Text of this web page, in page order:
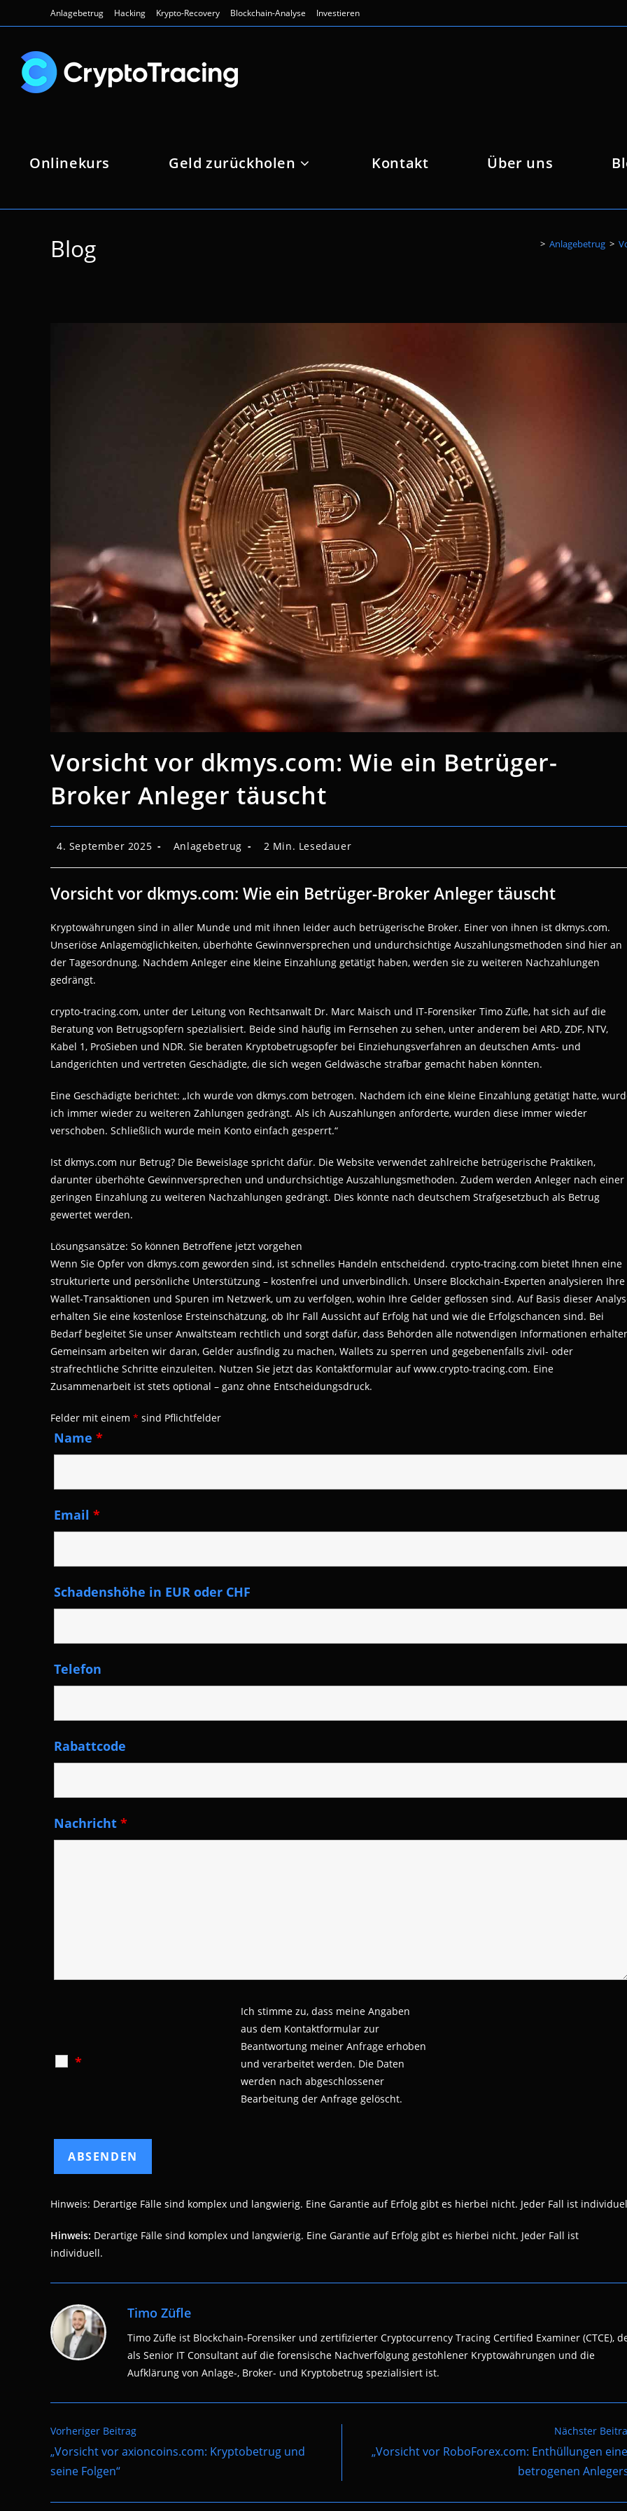
Inhalt
Anlagebetrug Hacking Krypto-Recovery Blockchain-Analyse Investieren
Onlinekurs Geld zurückholen Kontakt Über uns
Blog > Anlagebetrug >
Vorsicht vor dkmys.com: Wie ein Betrüger-
Broker Anleger täuscht
Beitrag
4. September 2025
Beitrags-
Anlagebetrug Lesedauer:
2 Min. Lesedauer
Vorsicht vor dkmys.com: Wie ein Betrüger-Broker Anleger täuscht
Kryptowährungen sind in aller Munde und mit ihnen leider auch betrügerische Broker. Einer von ihnen ist dkmys.com.
Unseriöse Anlagemöglichkeiten, überhöhte Gewinnversprechen und undurchsichtige Auszahlungsmethoden sind hier an
der Tagesordnung. Nachdem Anleger eine kleine Einzahlung getätigt haben, werden sie zu weiteren Nachzahlungen
gedrängt.
crypto-tracing.com, unter der Leitung von Rechtsanwalt Dr. Marc Maisch und IT-Forensiker Timo Züfle, hat sich auf die
Beratung von Betrugsopfern spezialisiert. Beide sind häufig im Fernsehen zu sehen, unter anderem bei ARD, ZDF, NTV,
Kabel 1, ProSieben und NDR. Sie beraten Kryptobetrugsopfer bei Einziehungsverfahren an deutschen Amts- und
Landgerichten und vertreten Geschädigte, die sich wegen Geldwäsche strafbar gemacht haben könnten.
Eine Geschädigte berichtet: „Ich wurde von dkmys.com betrogen. Nachdem ich eine kleine Einzahlung getätigt hatte,
ich immer wieder zu weiteren Zahlungen gedrängt. Als ich Auszahlungen anforderte, wurden diese immer wieder
verschoben. Schließlich wurde mein Konto einfach gesperrt.“
Ist dkmys.com nur Betrug? Die Beweislage spricht dafür. Die Website verwendet zahlreiche betrügerische Praktiken,
darunter überhöhte Gewinnversprechen und undurchsichtige Auszahlungsmethoden. Zudem werden Anleger nach einer
geringen Einzahlung zu weiteren Nachzahlungen gedrängt. Dies könnte nach deutschem Strafgesetzbuch als Betrug
gewertet werden.
Lösungsansätze: So können Betroffene jetzt vorgehen
Wenn Sie Opfer von dkmys.com geworden sind, ist schnelles Handeln entscheidend. crypto-tracing.com bietet Ihnen eine
strukturierte und persönliche Unterstützung – kostenfrei und unverbindlich. Unsere Blockchain-Experten analysieren Ihre
Wallet-Transaktionen und Spuren im Netzwerk, um zu verfolgen, wohin Ihre Gelder geflossen sind. Auf Basis dieser
erhalten Sie eine kostenlose Ersteinschätzung, ob Ihr Fall Aussicht auf Erfolg hat und wie die Erfolgschancen sind. Bei
Bedarf begleitet Sie unser Anwaltsteam rechtlich und sorgt dafür, dass Behörden alle notwendigen Informationen
Gemeinsam arbeiten wir daran, Gelder ausfindig zu machen, Wallets zu sperren und gegebenenfalls zivil- oder
strafrechtliche Schritte einzuleiten. Nutzen Sie jetzt das Kontaktformular auf www.crypto-tracing.com. Eine
Zusammenarbeit ist stets optional – ganz ohne Entscheidungsdruck.
Felder mit einem * sind Pflichtfelder
Name *
Email *
Schadenshöhe in EUR oder CHF
Telefon
Rabattcode
Nachricht *
*
Ich stimme zu, dass meine Angaben
aus dem Kontaktformular zur
Beantwortung meiner Anfrage erhoben
und verarbeitet werden. Die Daten
werden nach abgeschlossener
Bearbeitung der Anfrage gelöscht.
Hinweis: Derartige Fälle sind komplex und langwierig. Eine Garantie auf Erfolg gibt es hierbei nicht. Jeder Fall ist
Hinweis: Derartige Fälle sind komplex und langwierig. Eine Garantie auf Erfolg gibt es hierbei nicht. Jeder Fall ist
individuell.
Timo Züfle
Timo Züfle ist Blockchain-Forensiker und zertifizierter Cryptocurrency Tracing Certified Examiner (CTCE),
als Senior IT Consultant auf die forensische Nachverfolgung gestohlener Kryptowährungen und die
Aufklärung von Anlage-, Broker- und Kryptobetrug spezialisiert ist.
Weitere
ansehen
Vorheriger Beitrag
„Vorsicht vor axioncoins.com: Kryptobetrug und
seine Folgen“
Nächster
„Vorsicht vor RoboForex.com: Enthüllungen
betrogenen